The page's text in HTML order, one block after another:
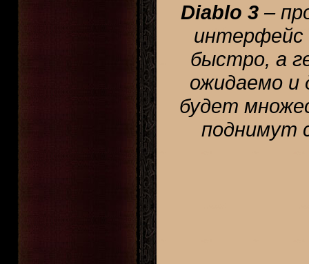
Diablo 3–
интерфейс
быстро, а
ожидаемо и
будет
поднимут